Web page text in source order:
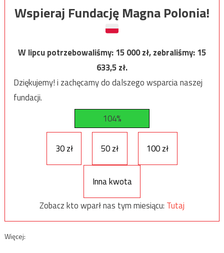
Wspieraj Fundację Magna Polonia!
W lipcu potrzebowaliśmy:15 000zł, zebraliśmy:15
633,5zł.
Dziękujemy! i zachęcamy do dalszego wsparcia naszej
fundacji.
104%
30 zł 50 zł 100 zł
Inna kwota
Zobacz kto wparł nas tym miesiącu: Tutaj
Więcej: